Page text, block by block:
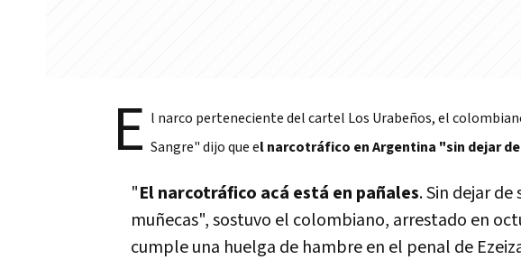
E l narco perteneciente del cartel Los Urabeños, el
Sangre" dijo que el narcotráfico en Argentina "sin dejar
"El narcotráfico acá está en pañales. Sin dejar
muñecas", sostuvo el colombiano, arrestado en
cumple una huelga de hambre en el penal de